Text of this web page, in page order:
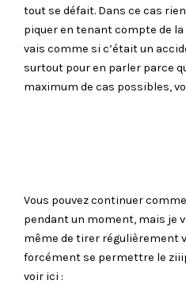
tout se défait. Dans ce cas
piquer en tenant compte de la
vais comme si c’était un
surtout pour en parler parce
maximum de cas possibles,
Vous pouvez continuer
pendant un moment, mais je
même de tirer régulièrement
forcément se permettre le
voir ici :